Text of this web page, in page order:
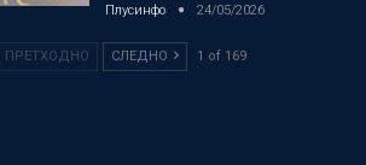
Плусинфо 24/05/2026
ПРЕТХОДНО СЛЕДНО 1 of 169